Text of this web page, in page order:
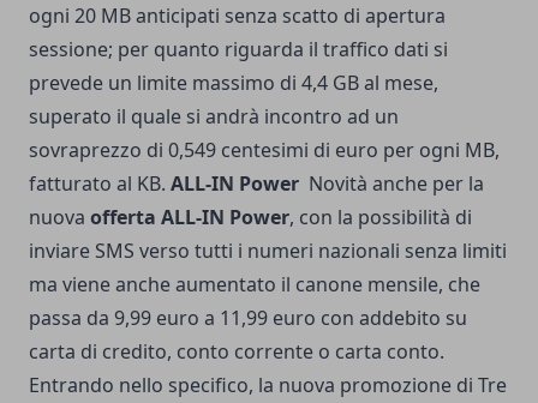
ogni 20 MB anticipati senza scatto di apertura
sessione; per quanto riguarda il traffico dati si
prevede un limite massimo di 4,4 GB al mese,
superato il quale si andrà incontro ad un
sovraprezzo di 0,549 centesimi di euro per ogni MB,
fatturato al KB. ALL-IN Power Novità anche per la
nuova offerta ALL-IN Power, con la possibilità di
inviare SMS verso tutti i numeri nazionali senza limiti
ma viene anche aumentato il canone mensile, che
passa da 9,99 euro a 11,99 euro con addebito su
carta di credito, conto corrente o carta conto.
Entrando nello specifico, la nuova promozione di Tre